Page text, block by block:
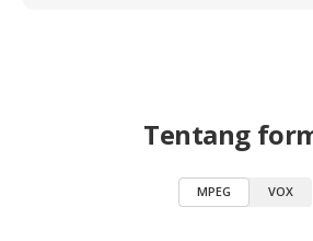
Tentang
MPEG VOX